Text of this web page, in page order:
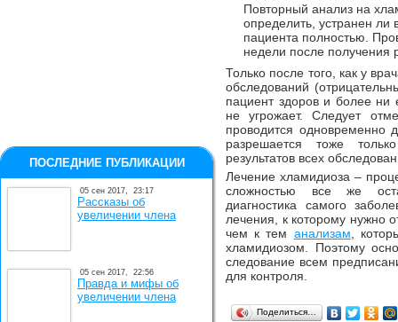
Повторный анализ на
определить, устранен ли
пациента полностью.
недели после получения
Только после того, как у
обследований
пациент здоров и более
не угрожает. Следует
проводится одновременно
разрешается тоже
результатов всех
Лечение хламидиоза –
сложностью все же
диагностика самого
лечения, к которому нужно
чем к тем анализам ,
хламидиозом. Поэтому
следование всем
для контроля.
Поделиться…
ПОСЛЕДНИЕ ПУБЛИКАЦИИ
05 сен 2017, 23:17
Рассказы об
увеличении члена
05 сен 2017, 22:56
Правда и мифы об
увеличении члена